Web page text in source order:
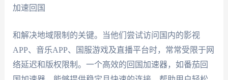
加速回国
和解决地域限制的关键。当他们尝试访问国内的影视
APP、音乐APP、国服游戏及直播平台时，常常受限于网
络延迟和版权限制。一个高效的回国加速器，如番茄回